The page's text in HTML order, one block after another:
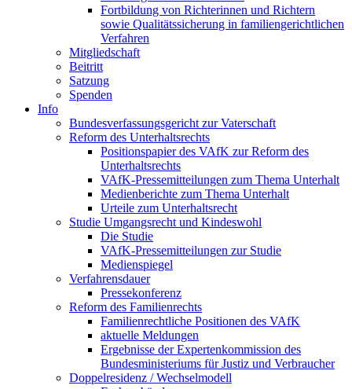
Fortbildung von Richterinnen und Richtern
sowie Qualitätssicherung in familiengerichtlichen
Verfahren
Mitgliedschaft
Beitritt
Satzung
Spenden
Info
Bundesverfassungsgericht zur Vaterschaft
Reform des Unterhaltsrechts
Positionspapier des VAfK zur Reform des
Unterhaltsrechts
VAfK-Pressemitteilungen zum Thema Unterhalt
Medienberichte zum Thema Unterhalt
Urteile zum Unterhaltsrecht
Studie Umgangsrecht und Kindeswohl
Die Studie
VAfK-Pressemitteilungen zur Studie
Medienspiegel
Verfahrensdauer
Pressekonferenz
Reform des Familienrechts
Familienrechtliche Positionen des VAfK
aktuelle Meldungen
Ergebnisse der Expertenkommission des
Bundesministeriums für Justiz und Verbraucher
Doppelresidenz / Wechselmodell